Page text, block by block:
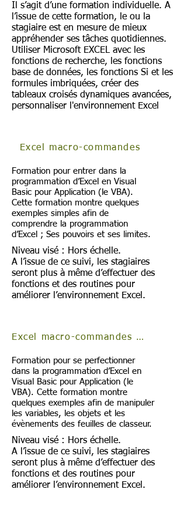
Il s’agit d’une formation individuelle. A
l’issue de cette formation, le ou la
stagiaire est en mesure de mieux
appréhender ses tâches quotidiennes.
Utiliser Microsoft EXCEL avec les
fonctions de recherche, les fonctions
base de données, les fonctions Si et les
formules imbriquées, créer des
tableaux croisés dynamiques avancées,
personnaliser l'environnement Excel
Excel macro-commandes
Formation pour entrer dans la
programmation d’Excel en Visual
Basic pour Application (le VBA).
Cette formation montre quelques
exemples simples afin de
comprendre la programmation
d’Excel ; Ses pouvoirs et ses limites.
Niveau visé : Hors échelle.
A l’issue de ce suivi, les stagiaires
seront plus à même d’effectuer des
fonctions et des routines pour
améliorer l’environnement Excel.
Excel macro-commandes NII
Formation pour se perfectionner
dans la programmation d’Excel en
Visual Basic pour Application (le
VBA). Cette formation montre
quelques exemples afin de manipuler
les variables, les objets et les
évènements des feuilles de classeur.
Niveau visé : Hors échelle.
A l’issue de ce suivi, les stagiaires
seront plus à même d’effectuer des
fonctions et des routines pour
améliorer l’environnement Excel.